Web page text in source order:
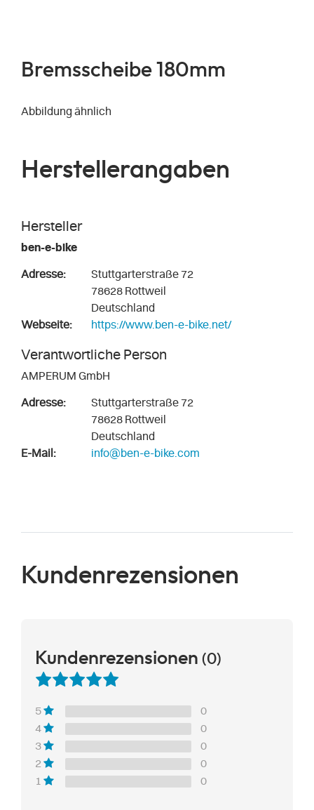
Bremsscheibe 180mm
Abbildung ähnlich
Herstellerangaben
Hersteller
ben-e-bike
Adresse:
Stuttgarterstraße 72
78628 Rottweil
Deutschland
Webseite:
https://www.ben-e-bike.net/
Verantwortliche Person
AMPERUM GmbH
Adresse:
Stuttgarterstraße 72
78628 Rottweil
Deutschland
E-Mail:
info@ben-e-bike.com
Kundenrezensionen
Kundenrezensionen (0)
5
0
4
0
3
0
2
0
1
0